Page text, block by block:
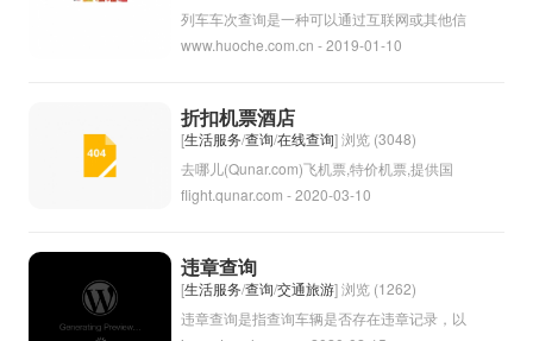
列车车次查询是一种可以通过互联网或其他信
息渠道查询具体列车班次的服务。通过列车车
上的列车班次、发车时间、到达时间等详细信
息，方便乘客安排行程和购买车票。这种服务
通常由铁路部门提供，也可以通过各种第三方
APP或网站进行查询。
www.huoche.com.cn - 2019-01-10
折扣机票酒店
[生活服务/查询/在线查询] 浏览 (3048)
去哪儿(Qunar.com)飞机票,特价机票,提供国
内2600多条航线的飞机票查询服务和特价机
flight.qunar.com - 2020-03-10
违章查询
[生活服务/查询/交通旅游] 浏览 (1262)
违章查询是指查询车辆是否存在违章记录，以